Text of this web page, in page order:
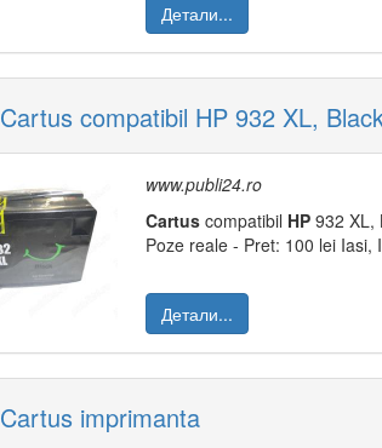
Детали...
Cartus compatibil HP 932 XL,
www.publi24.ro
Cartus compatibil HP 932 XL,
Poze reale - Pret: 100 lei Iasi,
Детали...
Cartus imprimanta